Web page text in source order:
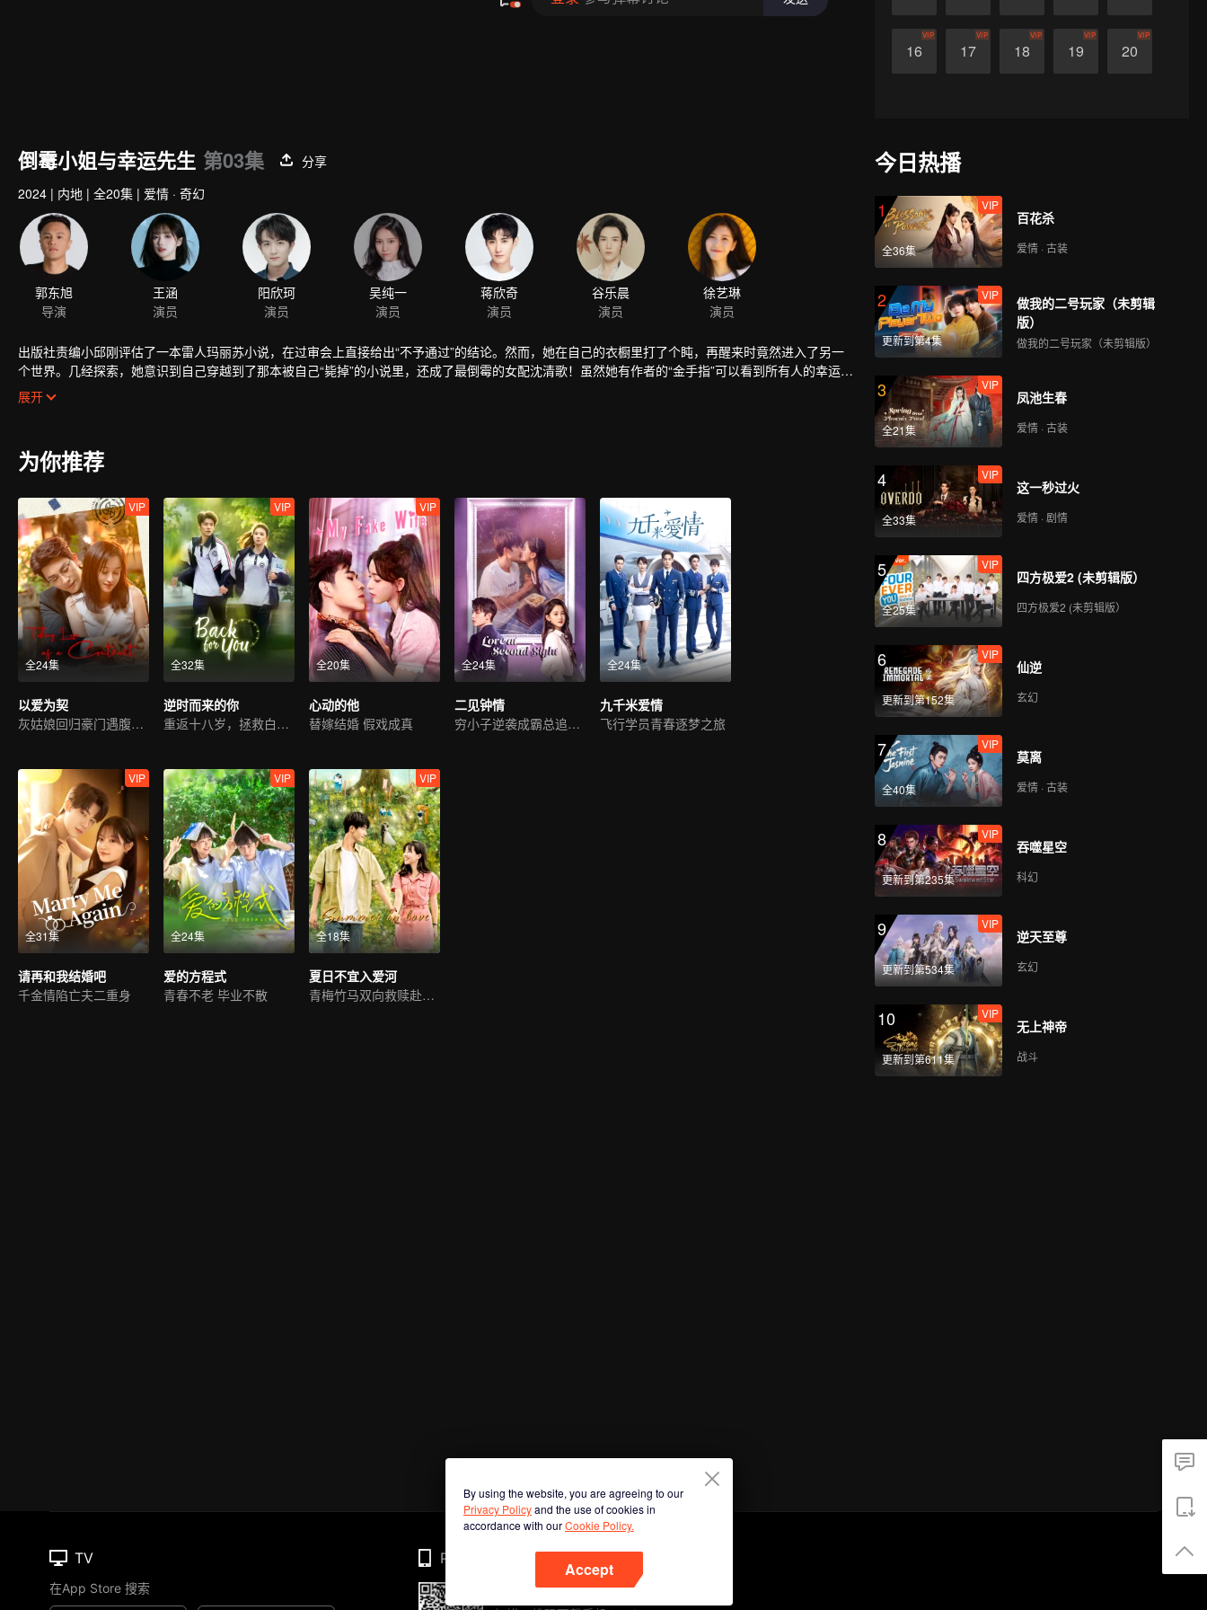
16
VIP
17
VIP
18
VIP
19
VIP
20
VIP
倒霉小姐与幸运先生 第03集
分享
2024 | 内地 | 全20集 | 爱情 · 奇幻
郭东旭
导演
出版社责编小邱刚评估了一本雷人玛丽苏小说，在过审会上直接给出“不予通过”的结论。然而，她在自己的衣橱里打了个盹，再醒来时竟然进入了另一
个世界。几经探索，她意识到自己穿越到了那本被自己“毙掉”的小说里，还成了最倒霉的女配沈清歌！虽然她有作者的“金手指”可以看到所有人的幸运
值，但自己的幸运值却低得可怜，什么倒霉事情都找到她。小说的系统君提示她，只有靠近锦鲤男主顾易宸，她的幸运值才能提高，才有机会穿越回
家。
展开
为你推荐
全24集
VIP
以爱为契
灰姑娘回归豪门遇腹黑霸总
全32集
VIP
逆时而来的你
重返十八岁，拯救白月光
全20集
VIP
心动的他
替嫁结婚 假戏成真
全24集
二见钟情
穷小子逆袭成霸总追初恋
全24集
九千米爱情
飞行学员青春逐梦之旅
全31集
VIP
请再和我结婚吧
千金情陷亡夫二重身
全24集
VIP
爱的方程式
青春不老 毕业不散
全18集
VIP
夏日不宜入爱河
青梅竹马双向救赎赴爱河
今日热播
1
全36集
VIP
百花杀
爱情 · 古装
2
更新到第4集
VIP
做我的二号玩家（未剪辑
版）
做我的二号玩家（未剪辑版）
3
全21集
VIP
凤池生春
爱情 · 古装
4
全33集
VIP
这一秒过火
爱情 · 剧情
5
全25集
VIP
四方极爱2 (未剪辑版）
四方极爱2 (未剪辑版）
6
更新到第152集
VIP
仙逆
玄幻
7
全40集
VIP
莫离
爱情 · 古装
8
更新到第235集
VIP
吞噬星空
科幻
9
更新到第534集
VIP
逆天至尊
玄幻
10
更新到第611集
VIP
无上神帝
战斗
By using the website, you are agreeing to our
Privacy Policyand the use of cookies in
accordance with ourCookie Policy.
Accept
TV
在App Store 搜索
Phone